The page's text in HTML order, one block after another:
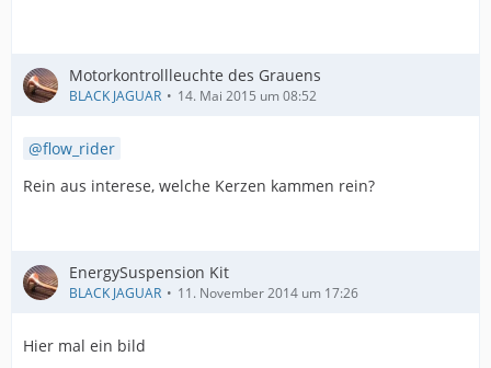
Motorkontrollleuchte des Grauens
BLACK JAGUAR 14. Mai 2015 um 08:52
flow_rider
Rein aus interese, welche Kerzen kammen rein?
EnergySuspension Kit
BLACK JAGUAR 11. November 2014 um 17:26
Hier mal ein bild